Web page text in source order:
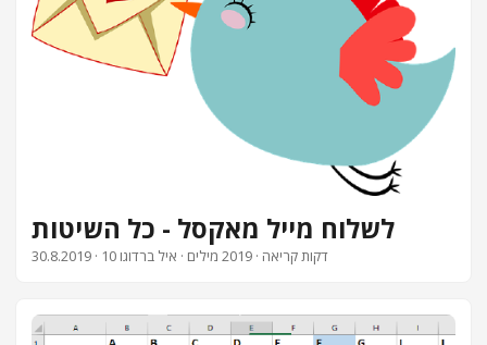
לשלוח מייל מאקסל - כל השיטות
30.8.2019 · 10 דקות קריאה · 2019 מילים · איל ברדוגו